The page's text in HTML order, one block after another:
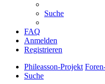
Suche
FAQ
Anmelden
Registrieren
Phileasson-Projekt
Suche